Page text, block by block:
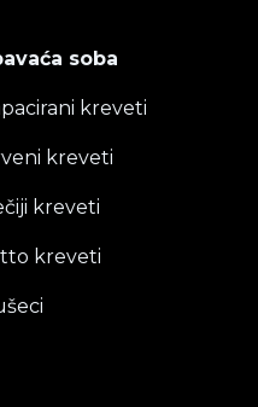
soba
kreveti
kreveti
kreveti
kreveti